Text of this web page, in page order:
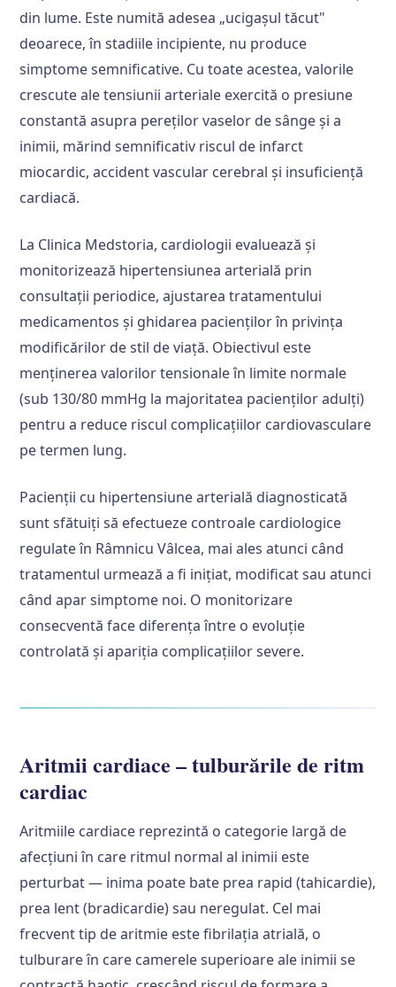
din lume. Este numită adesea „ucigașul tăcut"
deoarece, în stadiile incipiente, nu produce
simptome semnificative. Cu toate acestea, valorile
crescute ale tensiunii arteriale exercită o presiune
constantă asupra pereților vaselor de sânge și a
inimii, mărind semnificativ riscul de infarct
miocardic, accident vascular cerebral și insuficiență
cardiacă.
La Clinica Medstoria, cardiologii evaluează și
monitorizează hipertensiunea arterială prin
consultații periodice, ajustarea tratamentului
medicamentos și ghidarea pacienților în privința
modificărilor de stil de viață. Obiectivul este
menținerea valorilor tensionale în limite normale
(sub 130/80 mmHg la majoritatea pacienților adulți)
pentru a reduce riscul complicațiilor cardiovasculare
pe termen lung.
Pacienții cu hipertensiune arterială diagnosticată
sunt sfătuiți să efectueze controale cardiologice
regulate în Râmnicu Vâlcea, mai ales atunci când
tratamentul urmează a fi inițiat, modificat sau atunci
când apar simptome noi. O monitorizare
consecventă face diferența între o evoluție
controlată și apariția complicațiilor severe.
Aritmii cardiace – tulburările de ritm
cardiac
Aritmiile cardiace reprezintă o categorie largă de
afecțiuni în care ritmul normal al inimii este
perturbat — inima poate bate prea rapid (tahicardie),
prea lent (bradicardie) sau neregulat. Cel mai
frecvent tip de aritmie este fibrilația atrială, o
tulburare în care camerele superioare ale inimii se